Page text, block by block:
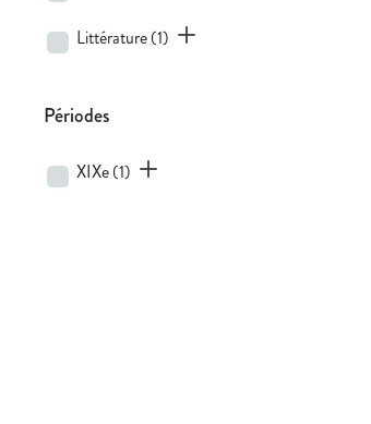
Littérature(1)
Périodes
XIXe(1)